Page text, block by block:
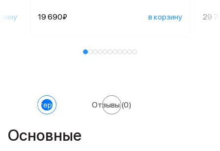
19 690₽ в корзину 29
Характеристики Отзывы(0)
Основные